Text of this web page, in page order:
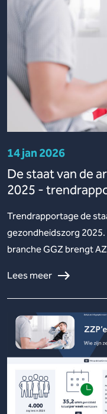
14 jan 2026
De staat van de
2025 -
Trendrapportage de
gezondheidszorg
branche GGZ brengt
Lees meer